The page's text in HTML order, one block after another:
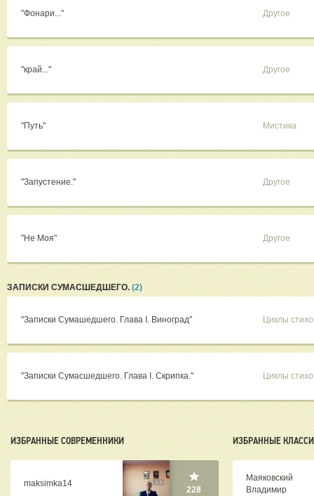
"Фонари..." Другое
"край..." Другое
"Путь" Мистика
"Запустение." Другое
"Не Моя" Другое
ЗАПИСКИ СУМАСШЕДШЕГО. (2)
"Записки Сумашедшего. Глава I. Виноград" Циклы
"Записки Сумасшедшего. Глава I. Скрипка." Циклы
ИЗБРАННЫЕ СОВРЕМЕННИКИ
maksimka14
228
ИЗБРАННЫЕ
Маяковский
Владимир